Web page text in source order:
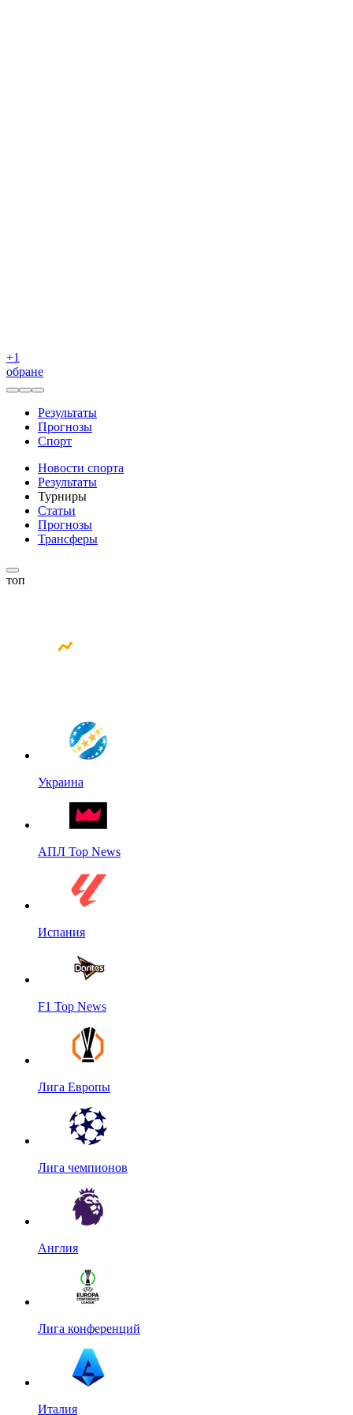
+1
обране
Результаты
Прогнозы
Спорт
Новости спорта
Результаты
Турниры
Статьи
Прогнозы
Трансферы
топ
Украина
АПЛ Top News
Испания
F1 Top News
Лига Европы
Лига чемпионов
Англия
Лига конференций
Италия